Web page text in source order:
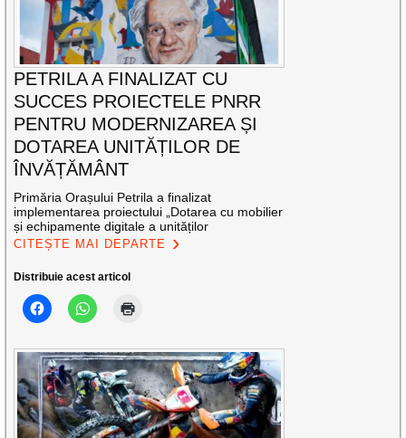
PETRILA A FINALIZAT CU
SUCCES PROIECTELE PNRR
PENTRU MODERNIZAREA ȘI
DOTAREA UNITĂȚILOR DE
ÎNVĂȚĂMÂNT
Primăria Orașului Petrila a finalizat
implementarea proiectului „Dotarea cu mobilier
și echipamente digitale a unităților
CITEȘTE MAI DEPARTE
Distribuie acest articol